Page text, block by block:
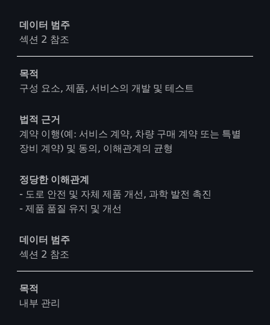
데이터 범주
섹션 2 참조
목적
구성 요소, 제품, 서비스의 개발 및 테스트
법적 근거
계약 이행(예: 서비스 계약, 차량 구매 계약 또는 특별
장비 계약) 및 동의, 이해관계의 균형
정당한 이해관계
- 도로 안전 및 자체 제품 개선, 과학 발전 촉진
- 제품 품질 유지 및 개선
데이터 범주
섹션 2 참조
목적
내부 관리